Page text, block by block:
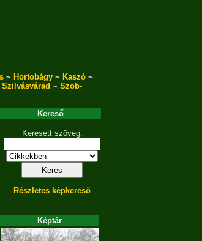
~ Hortobágy ~ Kaszó ~
Szilvásvárad ~ Szob-
Kereső
Keresett szöveg:
Részletes képkereső
Képtár